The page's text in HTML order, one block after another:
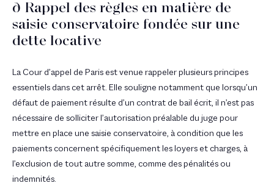
ð Rappel des règles en matière de
saisie conservatoire fondée sur une
dette locative
La Cour d’appel de Paris est venue rappeler plusieurs principes
essentiels dans cet arrêt. Elle souligne notamment que lorsqu’un
défaut de paiement résulte d’un contrat de bail écrit, il n’est pas
nécessaire de solliciter l’autorisation préalable du juge pour
mettre en place une saisie conservatoire, à condition que les
paiements concernent spécifiquement les loyers et charges, à
l’exclusion de tout autre somme, comme des pénalités ou
indemnités.